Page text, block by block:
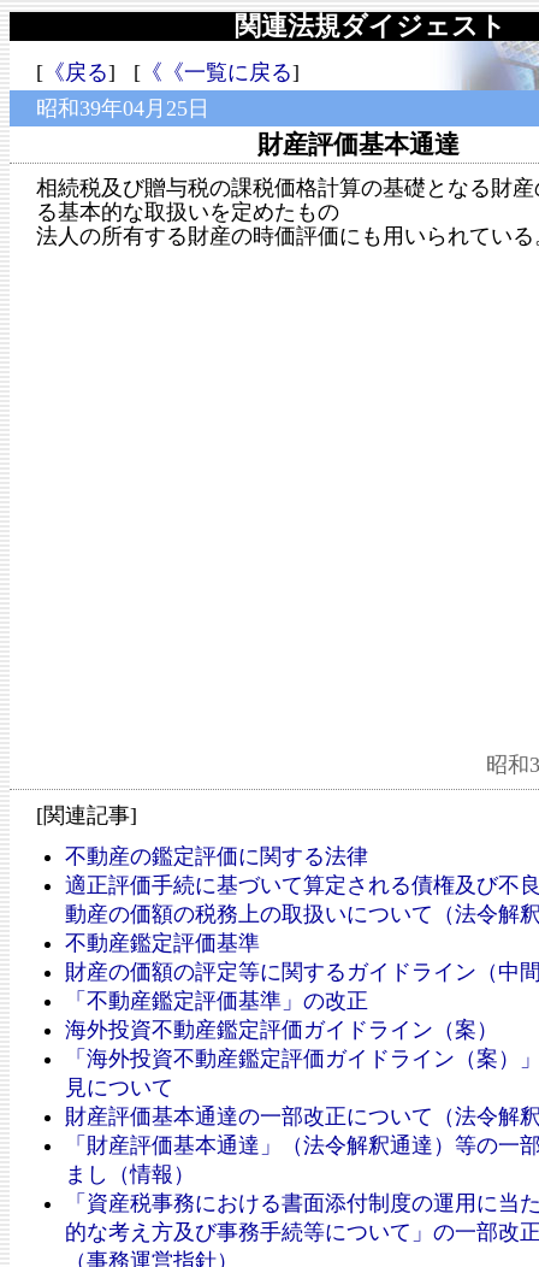
関連法規ダイジェスト
[《戻る] [《《一覧に戻る]
昭和39年04月25日
財産評価基本通達
相続税及び贈与税の課税価格計算の基礎となる財
る基本的な取扱いを定めたもの
法人の所有する財産の時価評価にも用いられている
昭和
[関連記事]
不動産の鑑定評価に関する法律
適正評価手続に基づいて算定される債権及び不
動産の価額の税務上の取扱いについて（法令解
不動産鑑定評価基準
財産の価額の評定等に関するガイドライン（中
「不動産鑑定評価基準」の改正
海外投資不動産鑑定評価ガイドライン（案）
「海外投資不動産鑑定評価ガイドライン（案）
見について
財産評価基本通達の一部改正について（法令解
「財産評価基本通達」（法令解釈通達）等の一
まし（情報）
「資産税事務における書面添付制度の運用に当
的な考え方及び事務手続等について」の一部改
（事務運営指針）